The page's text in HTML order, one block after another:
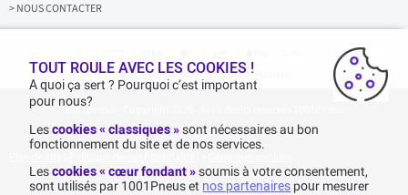
z
v
> NOUS CONTACTER
Achats & paiements 100% sécurisés
1001pneus - Copyright 2026 - Tous droits réservés 1001Pneus
TOUT ROULE AVEC LES COOKIES !
A quoi ça sert ? Pourquoi c’est important
pour nous?
Lescookies « classiques »sont nécessaires au bon
fonctionnement du site et de nos services.
Lescookies « cœur fondant » soumis à votre consentement,
sont utilisés par 1001Pneus et nos partenaires pour mesurer